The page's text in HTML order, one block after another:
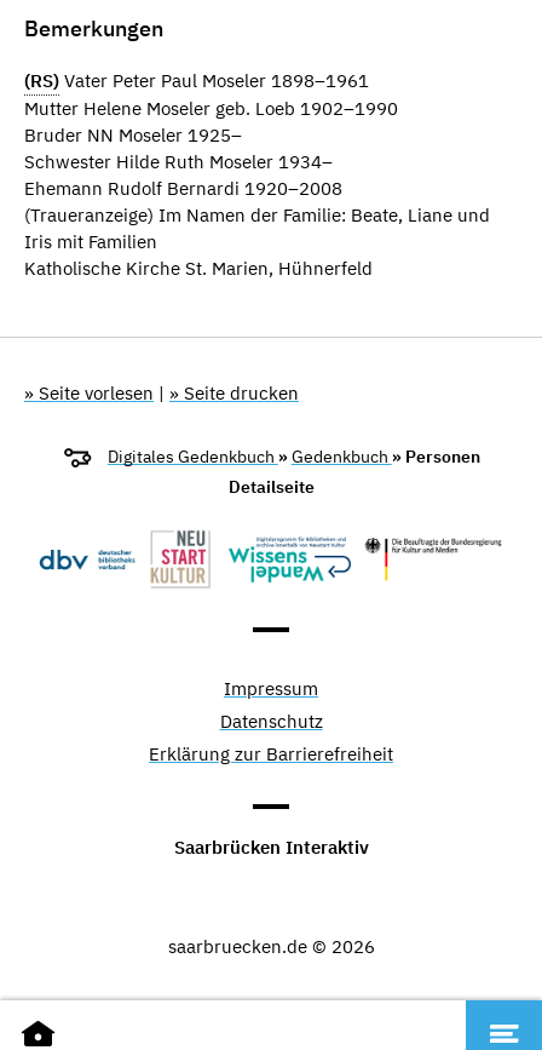
Bemerkungen
(RS) Vater Peter Paul Moseler 1898–1961
Mutter Helene Moseler geb. Loeb 1902–1990
Bruder NN Moseler 1925–
Schwester Hilde Ruth Moseler 1934–
Ehemann Rudolf Bernardi 1920–2008
(Traueranzeige) Im Namen der Familie: Beate, Liane und
Iris mit Familien
Katholische Kirche St. Marien, Hühnerfeld
» Seite vorlesen | » Seite drucken
Digitales Gedenkbuch »Gedenkbuch » Personen
Detailseite
Impressum
Datenschutz
Erklärung zur Barrierefreiheit
Saarbrücken Interaktiv
saarbruecken.de © 2026